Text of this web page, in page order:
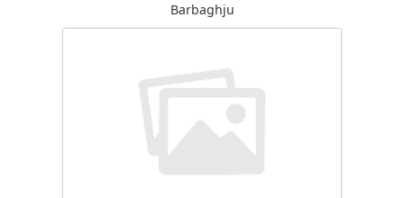
Barbaghju